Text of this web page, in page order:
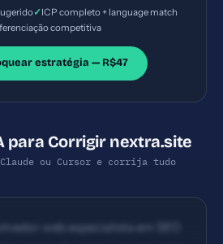
✓ICP completo + language match
competitiva
estratégia — R$47
para Corrigir nextra.site
ou Cursor e corrija tudo
web especialista em SEO